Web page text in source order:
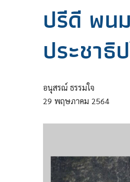
ปรีดี พน
ประชา
อนุสรณ์ ธรรมใจ
29 พฤษภาคม 2564